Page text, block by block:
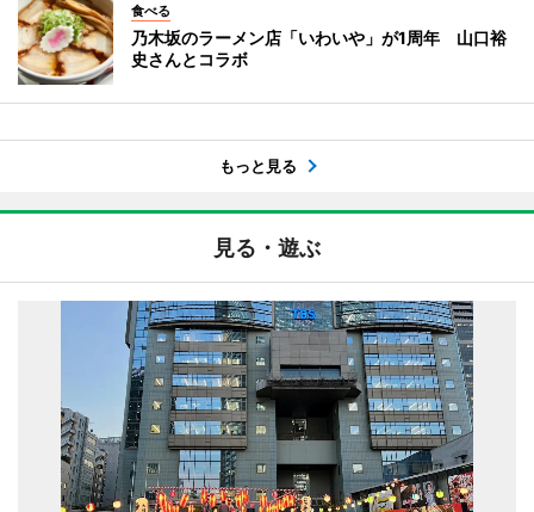
食べる
乃木坂のラーメン店「いわいや」が1周年 山口裕
史さんとコラボ
もっと見る
見る・遊ぶ